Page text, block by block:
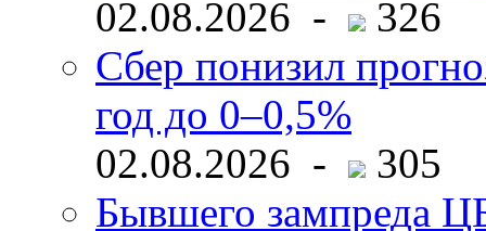
02.08.2026 -
326
Сбер понизил
год до 0–0,5%
02.08.2026 -
305
Бывшего зампреда